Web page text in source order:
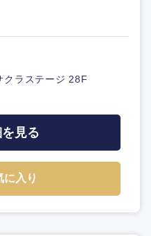
クラステージ 28F
見る
に入り